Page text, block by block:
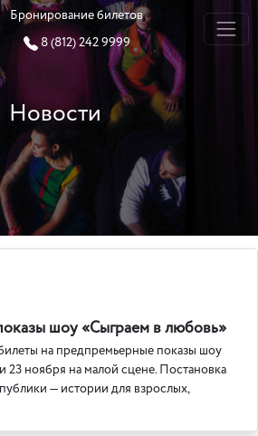
Бронирование билетов
8 (812) 242 9999
Новости
шоу «Сыграем в любовь»
на предпремьерные показы шоу
23 ноября на малой сцене. Постановка
— истории для взрослых,